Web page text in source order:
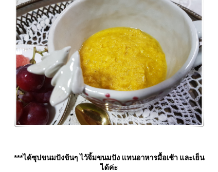
***ได้ซุปขนมปังข้นๆ ไว้จิ้มขนมปัง แทนอาหารมื้อเช้า และเย็น
ได้ค่ะ